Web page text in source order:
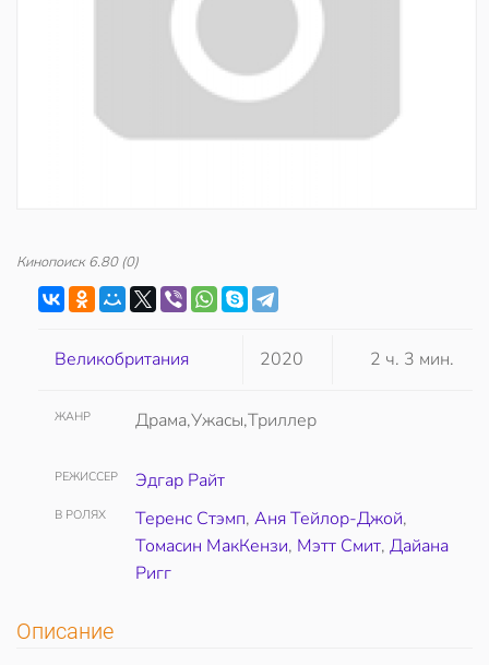
Кинопоиск 6.80(0)
Великобритания 2020 2 ч. 3 мин.
ЖАНР Драма,Ужасы,Триллер
РЕЖИССЕР Эдгар Райт
В РОЛЯХ Теренс Стэмп, Аня Тейлор-Джой,
Томасин МакКензи, Мэтт Смит, Дайана
Ригг
Описание